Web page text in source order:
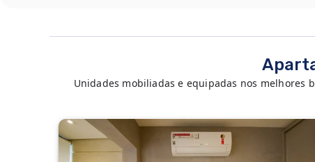
Unidades mobiliadas e equipadas nos melhores